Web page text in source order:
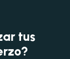
tus